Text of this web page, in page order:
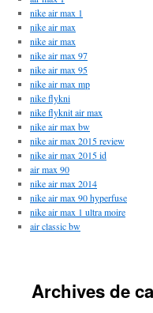
nike air max 1
nike air max
nike air max
nike air max 97
nike air max 95
nike air max mp
nike flykni
nike flyknit air max
nike air max bw
nike air max 2015 review
nike air max 2015 id
air max 90
nike air max 2014
nike air max 90 hyperfuse
nike air max 1 ultra moire
air classic bw
Archives de